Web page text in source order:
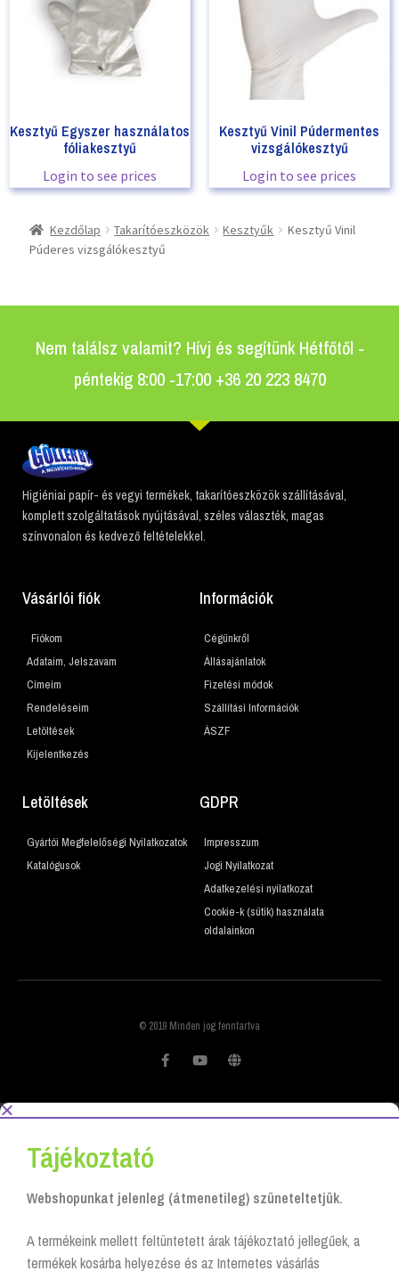
Kesztyű Egyszer használatos
fóliakesztyű
Login to see prices
Kesztyű Vinil Púdermentes
vizsgálókesztyű
Login to see prices
Kezdőlap Takarítóeszközök Kesztyűk
Kesztyű Vinil
Púderes vizsgálókesztyű
Nem találsz valamit? Hívj és segítünk Hétfőtől -
péntekig 8:00 -17:00 +36 20 223 8470
Higiéniai papír- és vegyi termékek, takarítóeszközök szállításával,
komplett szolgáltatások nyújtásával, széles választék, magas
színvonalon és kedvező feltételekkel.
Vásárlói fiók
Fiókom
Adataim, Jelszavam
Címeim
Rendeléseim
Letöltések
Kijelentkezés
Információk
Cégünkről
Állásajánlatok
Fizetési módok
Szállítási Információk
ÁSZF
Letöltések
Gyártói Megfelelőségi Nyilatkozatok
Katalógusok
GDPR
Impresszum
Jogi Nyilatkozat
Adatkezelési nyilatkozat
Cookie-k (sütik) használata
oldalainkon
© 2019 Minden jog fenntartva
Tájékoztató
Webshopunkat jelenleg (átmenetileg) szüneteltetjük.
A termékeink mellett feltüntetett árak tájékoztató jellegűek, a
termékek kosárba helyezése és az Internetes vásárlás